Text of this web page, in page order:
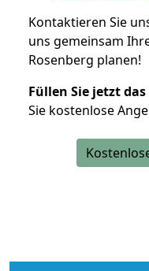
Kontaktieren Sie
uns gemeinsam
Rosenberg planen!
Füllen Sie jetzt
Sie kostenlose